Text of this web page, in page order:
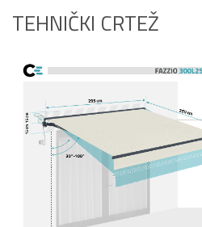
TEHNIČKI CRTEŽ